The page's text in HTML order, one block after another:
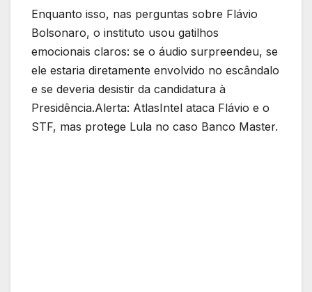
Enquanto isso, nas perguntas sobre Flávio
Bolsonaro, o instituto usou gatilhos
emocionais claros: se o áudio surpreendeu, se
ele estaria diretamente envolvido no escândalo
e se deveria desistir da candidatura à
Presidência.Alerta: AtlasIntel ataca Flávio e o
STF, mas protege Lula no caso Banco Master.